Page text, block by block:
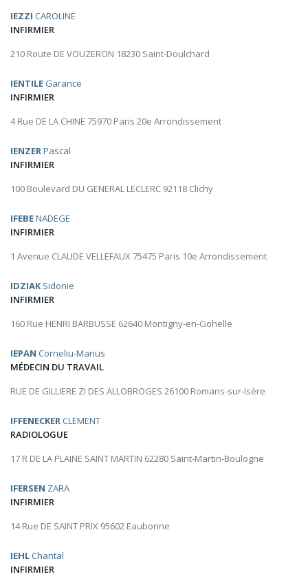
IEZZI CAROLINE
INFIRMIER
210 Route DE VOUZERON 18230 Saint-Doulchard
IENTILE Garance
INFIRMIER
4 Rue DE LA CHINE 75970 Paris 20e Arrondissement
IENZERPascal
INFIRMIER
100 Boulevard DU GENERAL LECLERC 92118 Clichy
IFEBENADEGE
INFIRMIER
1 Avenue CLAUDE VELLEFAUX 75475 Paris 10e Arrondissement
IDZIAKSidonie
INFIRMIER
160 Rue HENRI BARBUSSE 62640 Montigny-en-Gohelle
IEPAN Corneliu-Marius
MÉDECIN DU TRAVAIL
RUE DE GILLIERE ZI DES ALLOBROGES 26100 Romans-sur-Isère
IFFENECKER CLEMENT
RADIOLOGUE
17 R DE LA PLAINE SAINT MARTIN 62280 Saint-Martin-Boulogne
IFERSEN ZARA
INFIRMIER
14 Rue DE SAINT PRIX 95602 Eaubonne
IEHL Chantal
INFIRMIER